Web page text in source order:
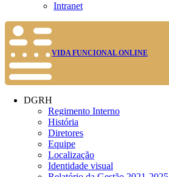
Intranet
VIDA FUNCIONAL ONLINE
DGRH
Regimento Interno
História
Diretores
Equipe
Localização
Identidade visual